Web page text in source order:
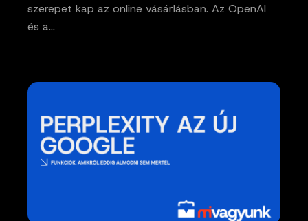
szerepet kap az online vásárlásban. Az OpenAI
és a…